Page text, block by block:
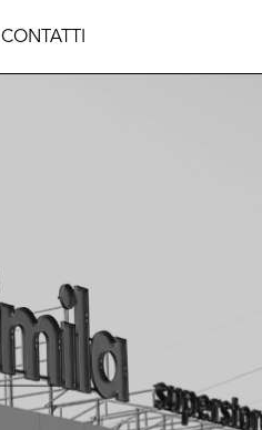
CONTATTI